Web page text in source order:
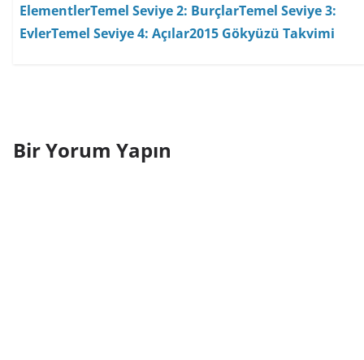
ElementlerTemel Seviye 2: BurçlarTemel Seviye 3:
EvlerTemel Seviye 4: Açılar2015 Gökyüzü Takvimi
Bir Yorum Yapın